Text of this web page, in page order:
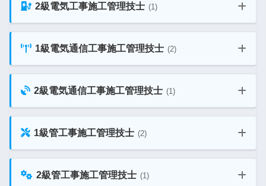
1級土木施工管理技士 独学勉強法ガイド
1級電気工事施工管理技士 第一次検定
2級電気工事施工管理技士 (1)
2級電気工事施工管理技士 教材ガイド
1級電気通信工事施工管理技士 (2)
1級電気通信工事施工管理技士 第一次検定
2級電気通信工事施工管理技士 (1)
2級電気通信工事施工管理技士 教材ガイド
1級管工事施工管理技士 (2)
1級管工事施工管理技士 一次 教材ガイド
2級管工事施工管理技士 (1)